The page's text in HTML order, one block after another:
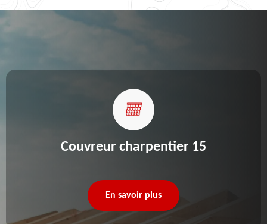
Couvreur charpentier 15
En savoir plus